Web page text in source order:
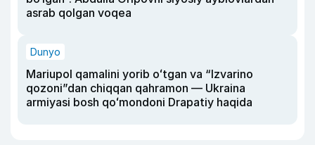
asrab qolgan voqea
Dunyo
Mariupol qamalini yorib oʻtgan va “Izvarino
qozoni”dan chiqqan qahramon — Ukraina
armiyasi bosh qoʻmondoni Drapatiy haqida